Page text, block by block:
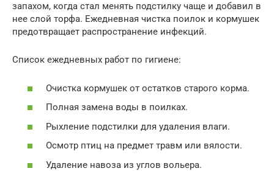
запахом, когда стал менять подстилку чаще и добавил в
нее слой торфа. Ежедневная чистка поилок и кормушек
предотвращает распространение инфекций.
Список ежедневных работ по гигиене:
Очистка кормушек от остатков старого корма.
Полная замена воды в поилках.
Рыхление подстилки для удаления влаги.
Осмотр птиц на предмет травм или вялости.
Удаление навоза из углов вольера.